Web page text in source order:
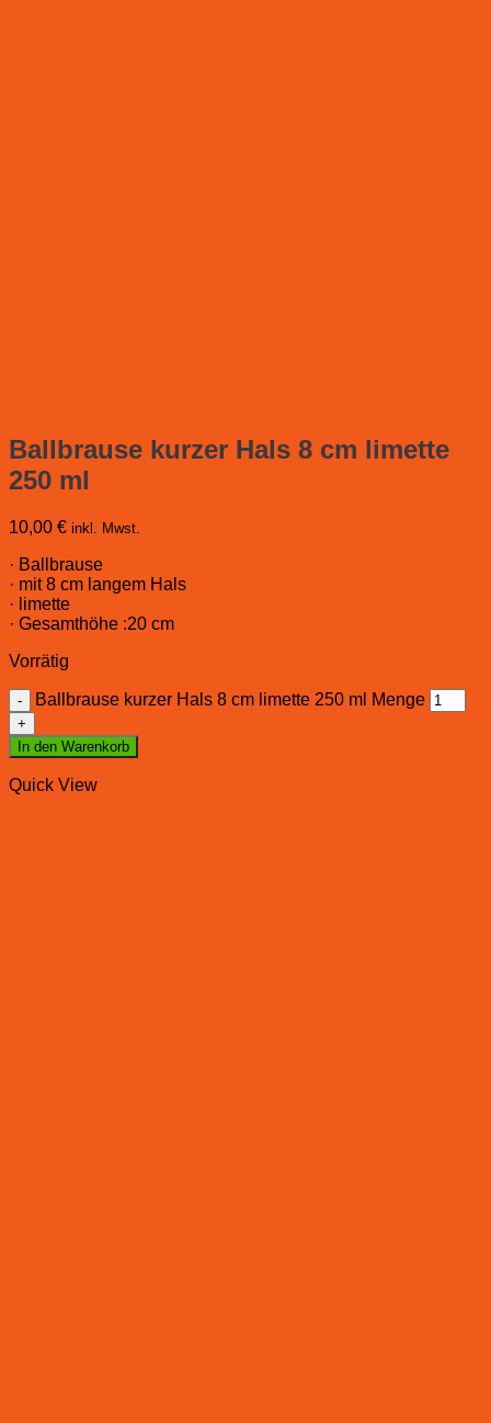
Ballbrause kurzer Hals 8 cm limette
250 ml
10,00 € inkl. Mwst.
· Ballbrause
· mit 8 cm langem Hals
· limette
· Gesamthöhe :20 cm
Vorrätig
Ballbrause kurzer Hals 8 cm limette 250 ml Menge
In den Warenkorb
Quick View